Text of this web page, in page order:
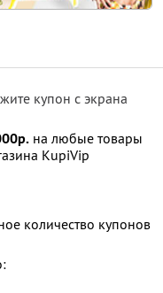
купон с экрана
на любые товары
KupiVip
количество купонов